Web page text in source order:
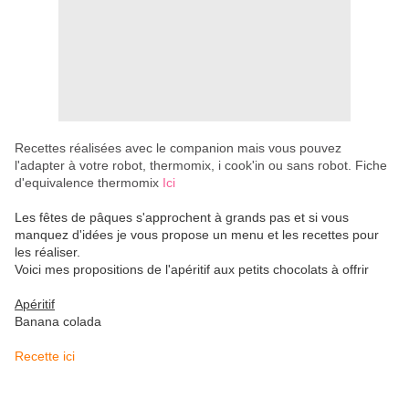
Recettes réalisées avec le companion mais vous pouvez
l'adapter à votre robot, thermomix, i cook'in ou sans robot. Fiche
d'equivalence thermomix Ici
Les fêtes de pâques s'approchent à grands pas et si vous
manquez d'idées je vous propose un menu et les recettes pour
les réaliser.
Voici mes propositions de l'apéritif aux petits chocolats à offrir
Apéritif
Banana colada
Recette ici